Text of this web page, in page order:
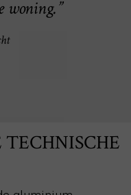
woning.”